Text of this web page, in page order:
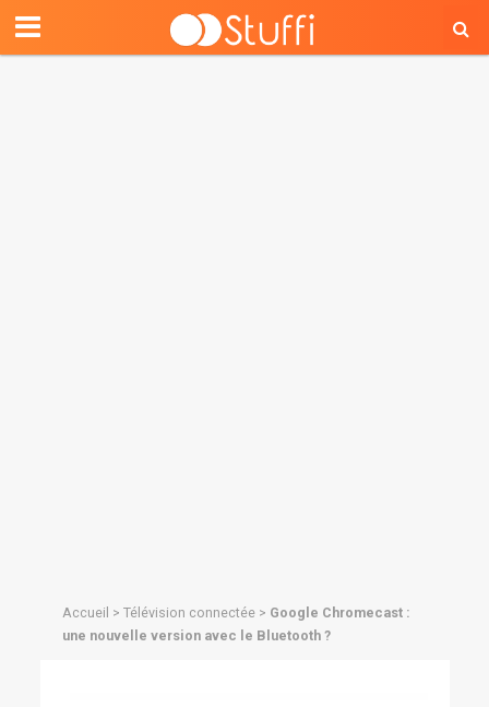
Accueil > Télévision connectée> Google Chromecast :
une nouvelle version avec le Bluetooth ?